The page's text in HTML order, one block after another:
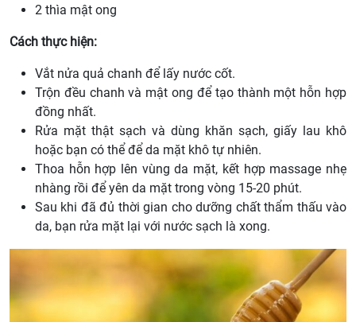
2 thìa mật ong
Cách thực hiện:
Vắt nửa quả chanh để lấy nước cốt.
Trộn đều chanh và mật ong để tạo thành một hỗn hợp
đồng nhất.
Rửa mặt thật sạch và dùng khăn sạch, giấy lau khô
hoặc bạn có thể để da mặt khô tự nhiên.
Thoa hỗn hợp lên vùng da mặt, kết hợp massage nhẹ
nhàng rồi để yên da mặt trong vòng 15-20 phút.
Sau khi đã đủ thời gian cho dưỡng chất thẩm thấu vào
da, bạn rửa mặt lại với nước sạch là xong.